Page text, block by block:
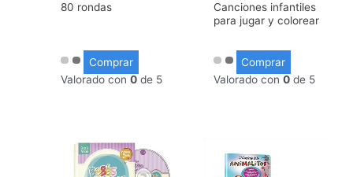
80 rondas
Comprar
Valorado con0 de 5
Canciones infantiles
para jugar y colorear
Comprar
Valorado con 0de 5